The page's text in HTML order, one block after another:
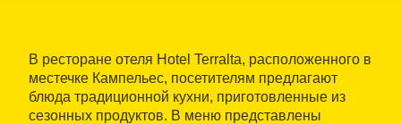
В ресторане отеля Hotel Terralta, расположенного в
местечке Кампельес, посетителям предлагают
блюда традиционной кухни, приготовленные из
сезонных продуктов. В меню представлены